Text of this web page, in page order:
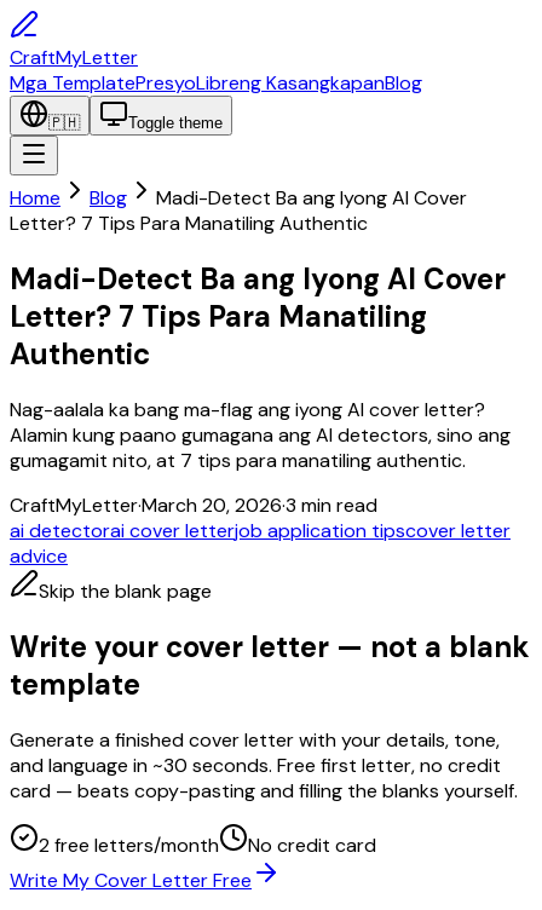
CraftMyLetter
Mga TemplatePresyoLibreng KasangkapanBlog
🇵🇭 Toggle theme
Home Blog
Madi-Detect Ba ang Iyong AI Cover
Letter? 7 Tips Para Manatiling Authentic
Madi-Detect Ba ang Iyong AI Cover
Letter? 7 Tips Para Manatiling
Authentic
Nag-aalala ka bang ma-flag ang iyong AI cover letter?
Alamin kung paano gumagana ang AI detectors, sino ang
gumagamit nito, at 7 tips para manatiling authentic.
CraftMyLetter·March 20, 2026·3 min read
ai detectorai cover letterjob application tipscover letter
advice
Skip the blank page
Write your cover letter — not a blank
template
Generate a finished cover letter with your details, tone,
and language in ~30 seconds. Free first letter, no credit
card — beats copy-pasting and filling the blanks yourself.
2 free letters/month
No credit card
Write My Cover Letter Free